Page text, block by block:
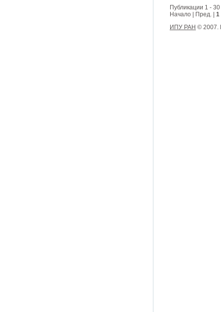
Публикации 1 -
Начало | Пред. | 1
ИПУ РАН © 2007.